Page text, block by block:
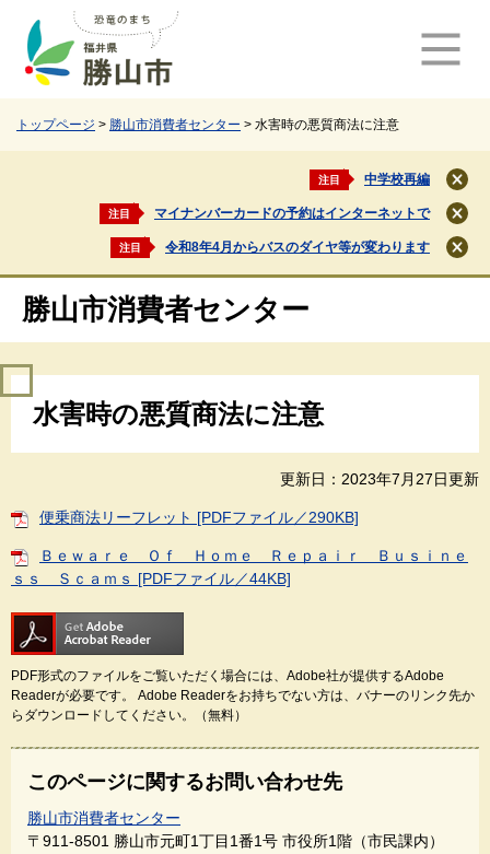
トップページ > 勝山市消費者センター > 水害時の悪質商法に注意
注目 中学校再編
閉
じ
る
注目 マイナンバーカードの予約はインターネットで
閉
じ
る
注目 令和8年4月からバスのダイヤ等が変わります
閉
じ
勝山市消費者センター
水害時の悪質商法に注意
更新日：2023年7月27日更新
便乗商法リーフレット [PDFファイル／290KB]
Ｂｅｗａｒｅ Ｏｆ Ｈｏｍｅ Ｒｅｐａｉｒ Ｂｕｓｉｎｅ
ｓｓ Ｓｃａｍｓ [PDFファイル／44KB]
PDF形式のファイルをご覧いただく場合には、Adobe社が提供するAdobe
Readerが必要です。
Adobe Readerをお持ちでない方は、バナーのリンク先か
らダウンロードしてください。（無料）
このページに関するお問い合わせ先
勝山市消費者センター
〒911-8501 勝山市元町1丁目1番1号 市役所1階（市民課内）